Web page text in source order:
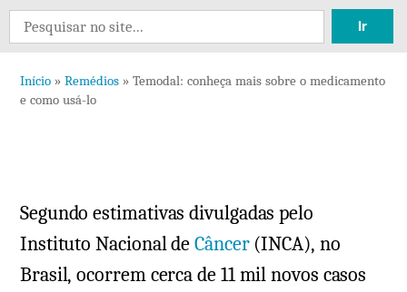
em
Search
for:
Início » Remédios » Temodal: conheça mais sobre o medicamento
e como usá-lo
Segundo estimativas divulgadas pelo
Instituto Nacional deCâncer(INCA), no
Brasil, ocorrem cerca de 11 mil novos casos